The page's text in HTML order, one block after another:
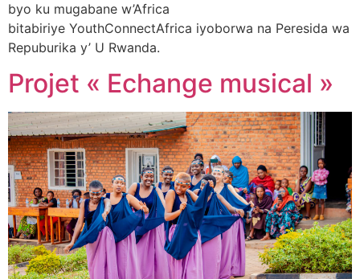
byo ku mugabane w’Africa
bitabiriye YouthConnectAfrica iyoborwa na Peresida wa
Repuburika y’ U Rwanda.
Projet « Echange musical »